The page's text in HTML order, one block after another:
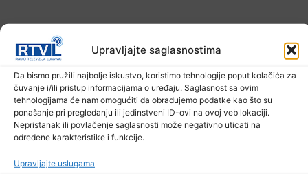
Upravljajte saglasnostima
Da bismo pružili najbolje iskustvo, koristimo tehnologije poput kolačića za
čuvanje i/ili pristup informacijama o uređaju. Saglasnost sa ovim
tehnologijama će nam omogućiti da obrađujemo podatke kao što su
ponašanje pri pregledanju ili jedinstveni ID-ovi na ovoj veb lokaciji.
Nepristanak ili povlačenje saglasnosti može negativno uticati na
određene karakteristike i funkcije.
Upravljajte uslugama
Upozorenje za narednih sedam dana: Požari
prijete Balkanu, u rizičnoj zoni nalazi se i BiH
6. Augusta 2026.